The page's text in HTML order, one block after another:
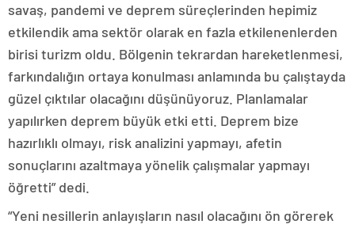
savaş, pandemi ve deprem süreçlerinden hepimiz
etkilendik ama sektör olarak en fazla etkilenenlerden
birisi turizm oldu. Bölgenin tekrardan hareketlenmesi,
farkındalığın ortaya konulması anlamında bu çalıştayda
güzel çıktılar olacağını düşünüyoruz. Planlamalar
yapılırken deprem büyük etki etti. Deprem bize
hazırlıklı olmayı, risk analizini yapmayı, afetin
sonuçlarını azaltmaya yönelik çalışmalar yapmayı
öğretti” dedi.
“Yeni nesillerin anlayışların nasıl olacağını ön görerek